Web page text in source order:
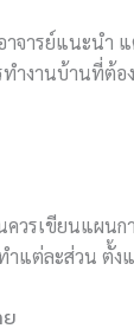
จารย์แนะนำ
ำงานบ้านที่ต้
วรเขียนแผน
ำแต่ละส่วน ตั้